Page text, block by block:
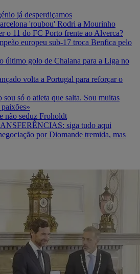
já desperdiçamos
'roubou' Rodri a Mourinho
o 11 do FC Porto frente ao Alverca?
europeu sub-17 troca Benfica pelo
último golo de Chalana para a Liga no
volta a Portugal para reforçar o
só o atleta que salta. Sou muitas
não seduz Froholdt
siga tudo aqui
por Diomande tremida, mas